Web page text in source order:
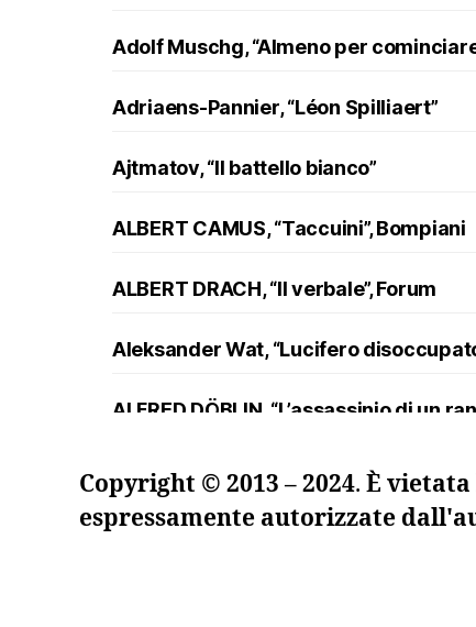
Adolf Muschg, “Almeno per
Adriaens-Pannier, “Léon Spilliaert”
Ajtmatov, “Il battello bianco”
ALBERT CAMUS, “Taccuini”, Bompiani
ALBERT DRACH, “Il verbale”, Forum
Aleksander Wat, “Lucifero
ALFRED DÖBLIN, “L’assassinio di un
Andreev, “Lazzaro e altre novelle”
ANDRZEJ KUŚNIEWICZ, “Lezione di
Copyright © 2013 – 2024. È
espressamente autorizzate